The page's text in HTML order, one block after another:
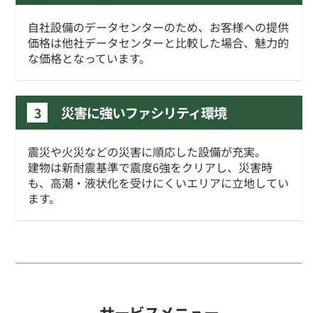
自社設備のデータセンターのため、お客様への提供
価格は他社データセンターと比較した場合、魅力的
な価格となっています。
3 災害に強いファシリティ環境
震災や火災などの災害に順応した設備が充実。
建物は新耐震基準で震度6強をクリアし、災害時
も、高潮・液状化を受けにくいエリアに立地してい
ます。